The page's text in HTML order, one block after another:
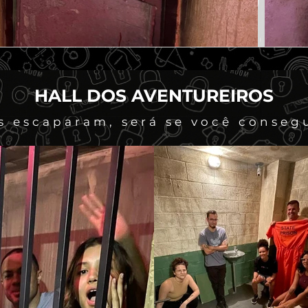
HALL DOS AVENTUREIROS
escaparam, será se você